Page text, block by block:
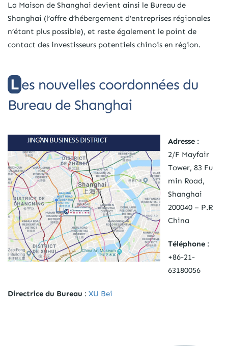
La Maison de Shanghai devient ainsi le Bureau de
Shanghai (l’offre d’hébergement d’entreprises régionales
n’étant plus possible), et reste également le point de
contact des investisseurs potentiels chinois en région.
Les nouvelles coordonnées du
Bureau de Shanghai
Adresse :
2/F Mayfair
Tower, 83 Fu
min Road,
Shanghai
200040 – P.R
China
Téléphone :
+86-21-
63180056
Directrice du Bureau : XU Bei